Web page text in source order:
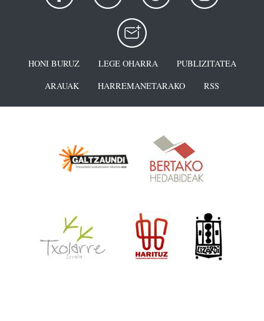
HONI BURUZ LEGE OHARRA
PUBLIZITATEA
ARAUAK
HARREMANETARAKO RSS